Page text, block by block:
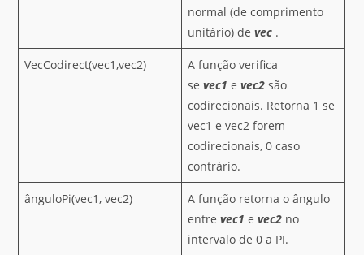
normal (de comprimento
unitário) devec .
VecCodirect(vec1,vec2)
A função verifica
sevec1 evec2 são
codirecionais. Retorna 1 se
vec1 e vec2 forem
codirecionais, 0 caso
contrário.
ânguloPi(vec1, vec2)
A função retorna o ângulo
entrevec1 evec2 no
intervalo de 0 a PI.